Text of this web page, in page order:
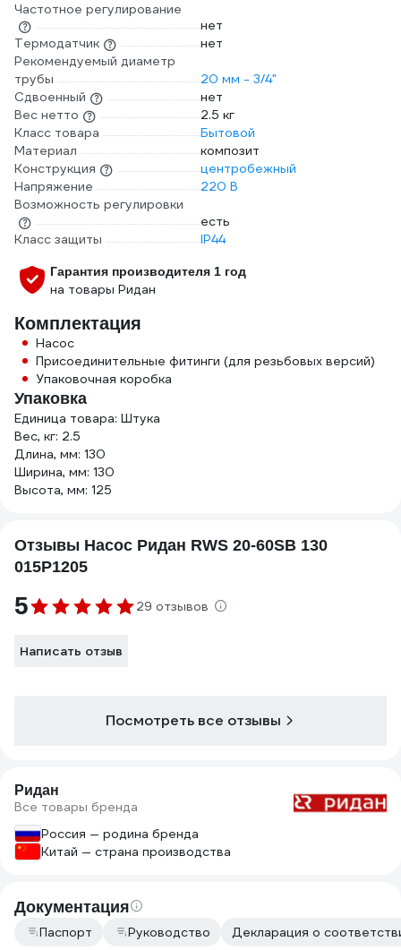
Частотное регулирование
нет
Термодатчик
нет
Рекомендуемый диаметр
трубы
20 мм - 3/4"
Сдвоенный
нет
Вес нетто
2.5 кг
Класс товара
Бытовой
Материал
композит
Конструкция
центробежный
Напряжение
220 В
Возможность регулировки
есть
Класс защиты
IP44
Гарантия производителя 1 год
на товары Ридан
Комплектация
Насос
Присоединительные фитинги (для резьбовых версий)
Упаковочная коробка
Упаковка
Единица товара: Штука
Вес, кг: 2.5
Длина, мм: 130
Ширина, мм: 130
Высота, мм: 125
Отзывы Насос Ридан RWS 20-60SB 130
015P1205
5 29 отзывов
Написать отзыв
Посмотреть все отзывы
Ридан
Все товары бренда
Россия — родина бренда
Китай — страна производства
Документация
Паспорт Руководство Декларация о